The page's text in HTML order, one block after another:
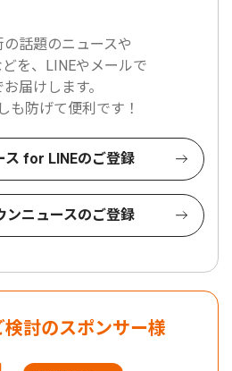
の話題のニュースや
を、LINEやメールで
届けします。
も防げて便利です！
ス for LINEのご登録
ンニュースのご登録
討のスポンサー様